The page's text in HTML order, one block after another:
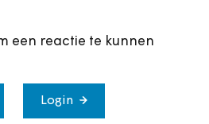
een reactie te kunnen
Login